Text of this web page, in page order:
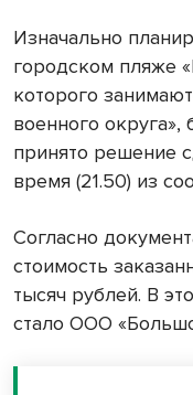
Изначально
городском пляже
которого
военного
принято решение
время (21.50) из
Согласно
стоимость
тысяч рублей. В
стало ООО